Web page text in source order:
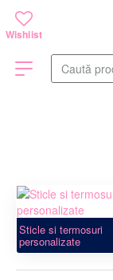
Caută
Sticle si termosuri
personalizate